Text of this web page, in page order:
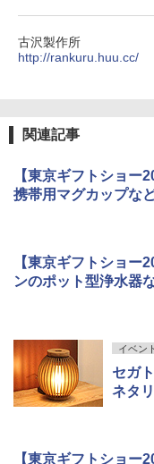
古沢製作所
http://rankuru.huu.cc/
関連記事
【東京ギフトショー
携帯用マグカップな
【東京ギフトショー
ンのポット型浄水器
イベント
セガ
ネタ
【東京ギフトショー